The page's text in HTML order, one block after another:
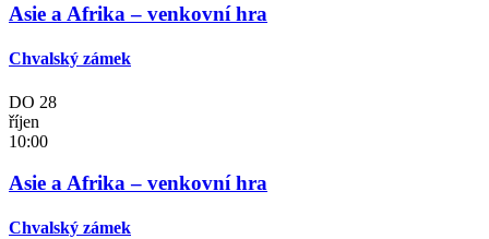
Asie a Afrika – venkovní hra
Chvalský zámek
DO 28
říjen
10:00
Asie a Afrika – venkovní hra
Chvalský zámek